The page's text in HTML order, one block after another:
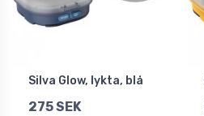
Silva Glow, lykta, blå
275 SEK